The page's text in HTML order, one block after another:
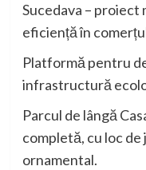
Sucedava – proiect
eficiență în
Platformă pentru
infrastructură
Parcul de lângă
completă, cu loc de
ornamental.